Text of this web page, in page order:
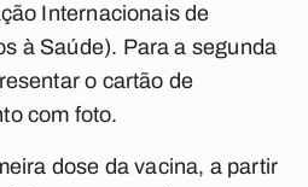
Internacionais de
à Saúde). Para a segunda
o cartão de
com foto.
dose da vacina, a partir